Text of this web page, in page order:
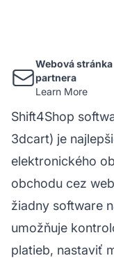
Webová stránka
partnera
Learn More
Shift4Shop
3dcart) je
elektronického
obchodu cez
žiadny software
umožňuje
platieb, nastaviť